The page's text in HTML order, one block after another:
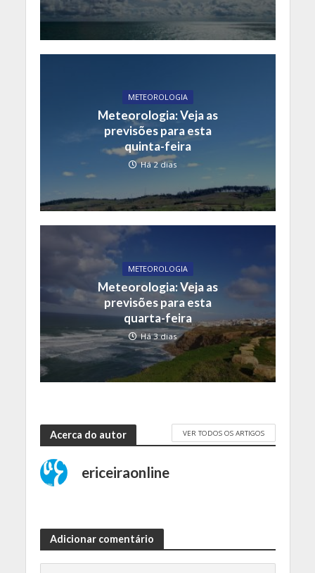
METEOROLOGIA
Meteorologia: Veja as
previsões para esta
quinta-feira
Há 2 dias
METEOROLOGIA
Meteorologia: Veja as
previsões para esta
quarta-feira
Há 3 dias
Acerca do autor VER TODOS OS ARTIGOS
ericeiraonline
Adicionar comentário